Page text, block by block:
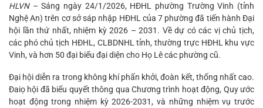
HLVN – Sáng ngày 24/1/2026, HĐHL phường Trường Vinh (tỉnh
Nghệ An) trên cơ sở sáp nhập HĐHL của 7 phường đã tiến hành Đại
hội lần thứ nhất, nhiệm kỳ 2026 – 2031. Về dự có các vị chủ tịch,
các phó chủ tịch HĐHL, CLBDNHL tỉnh, thường trực HĐHL khu vực
Vinh, và hơn 50 đại biểu đại diện cho Họ Lê các phường cũ.
Đại hội diễn ra trong không khí phấn khởi, đoàn kết, thống nhất cao.
Đaiọ hội đã biểu quyết thông qua Chương trình hoạt động, Quy ước
hoạt động trong nhiệm kỳ 2026-2031, và những nhiệm vụ trước